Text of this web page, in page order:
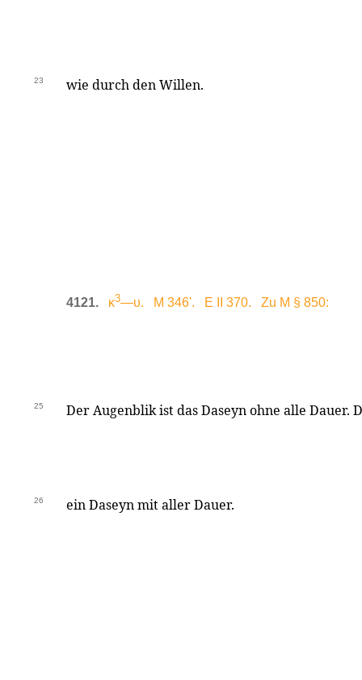
23 wie durch den Willen.
4121. κ3—υ. M 346'. E II 370. Zu M § 850:
25 Der Augenblik ist das Daseyn ohne alle Dauer.
26 ein Daseyn mit aller Dauer.